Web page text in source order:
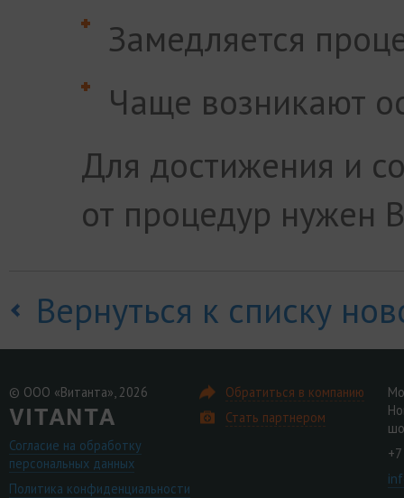
Замедляется
Чаще возникают
Для достижения и
от процедур нужен
Вернуться к списку
© ООО «Витанта», 2026
Согласие на обработку
персональных данных
Политика конфиденциальности
Обратиться в компанию
Стать партнером